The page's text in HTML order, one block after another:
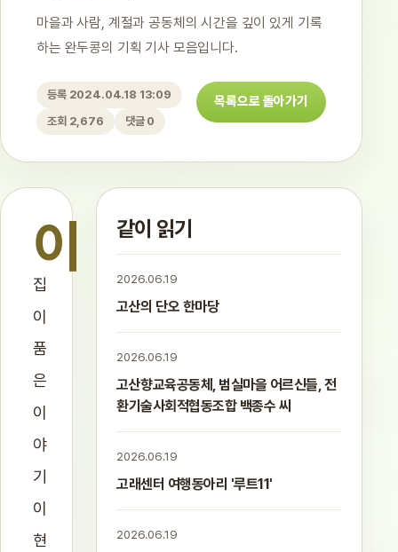
마을과 사람, 계절과 공동체의 시간을 깊이 있게 기록
하는 완두콩의 기획 기사 모음입니다.
등록 2024.04.18 13:09
조회 2,676
댓글 0
목록으로 돌아가기
이
집
이
품
은
이
야
기
이
현
같이 읽기
2026.06.19
고산의 단오 한마당
2026.06.19
고산향교육공동체, 범실마을 어르신들, 전
환기술사회적협동조합 백종수 씨
2026.06.19
고래센터 여행동아리 '루트11'
2026.06.19